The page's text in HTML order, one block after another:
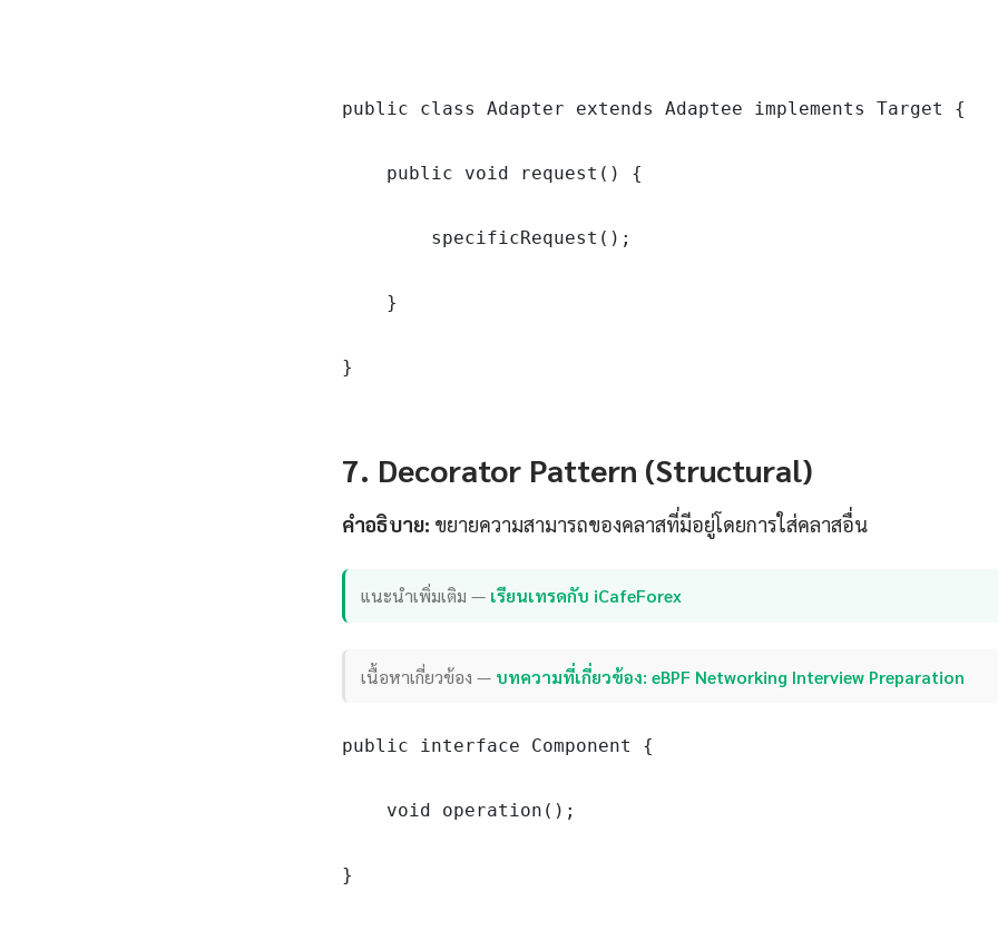
public class Adapter extends Adaptee implements Target {
    public void request() {
        specificRequest();
    }
}
7. Decorator Pattern (Structural)
คำอธิบาย: ขยายความสามารถของคลาสที่มีอยู่โดยการใส่คลาสอื่น
แนะนำเพิ่มเติม — เรียนเทรดกับ iCafeForex
เนื้อหาเกี่ยวข้อง — บทความที่เกี่ยวข้อง: eBPF Networking Interview Preparation
public interface Component {
    void operation();
}